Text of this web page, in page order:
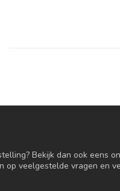
Bekijk dan ook eens
op veelgestelde vragen en